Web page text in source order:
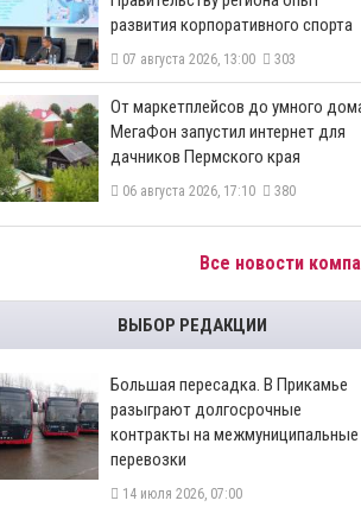
развития корпоративного спорта
07 августа 2026, 13:00 303
От маркетплейсов до умного
МегаФон запустил интернет для
дачников Пермского края
06 августа 2026, 17:10 380
Все новости
ВЫБОР РЕДАКЦИИ
Большая пересадка. В Прикамье
разыграют долгосрочные
контракты на межмуниципальные
перевозки
14 июля 2026, 07:00